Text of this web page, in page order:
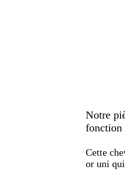
Notre
fonction
Cette
or uni